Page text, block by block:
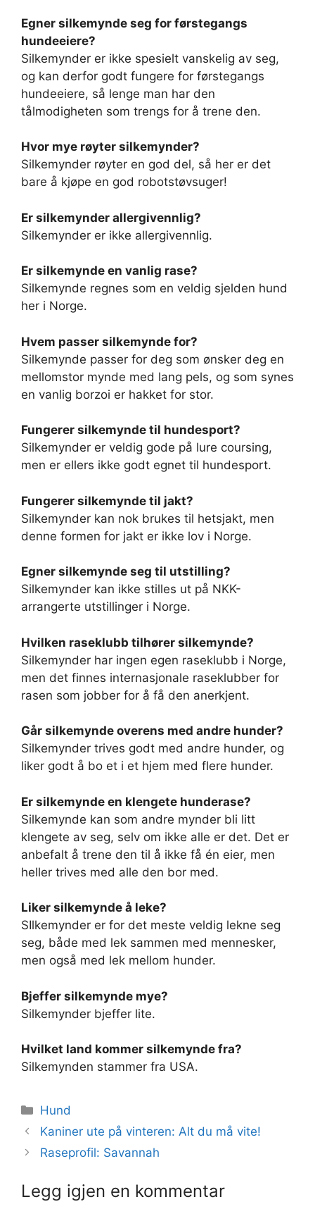
Egner silkemynde seg for førstegangs
hundeeiere?
Silkemynder er ikke spesielt vanskelig av seg,
og kan derfor godt fungere for førstegangs
hundeeiere, så lenge man har den
tålmodigheten som trengs for å trene den.
Hvor mye røyter silkemynder?
Silkemynder røyter en god del, så her er det
bare å kjøpe en god robotstøvsuger!
Er silkemynder allergivennlig?
Silkemynder er ikke allergivennlig.
Er silkemynde en vanlig rase?
Silkemynde regnes som en veldig sjelden hund
her i Norge.
Hvem passer silkemynde for?
Silkemynde passer for deg som ønsker deg en
mellomstor mynde med lang pels, og som synes
en vanlig borzoi er hakket for stor.
Fungerer silkemynde til hundesport?
Silkemynder er veldig gode på lure coursing,
men er ellers ikke godt egnet til hundesport.
Fungerer silkemynde til jakt?
Silkemynder kan nok brukes til hetsjakt, men
denne formen for jakt er ikke lov i Norge.
Egner silkemynde seg til utstilling?
Silkemynder kan ikke stilles ut på NKK-
arrangerte utstillinger i Norge.
Hvilken raseklubb tilhører silkemynde?
Silkemynder har ingen egen raseklubb i Norge,
men det finnes internasjonale raseklubber for
rasen som jobber for å få den anerkjent.
Går silkemynde overens med andre hunder?
Silkemynder trives godt med andre hunder, og
liker godt å bo et i et hjem med flere hunder.
Er silkemynde en klengete hunderase?
Silkemynde kan som andre mynder bli litt
klengete av seg, selv om ikke alle er det. Det er
anbefalt å trene den til å ikke få én eier, men
heller trives med alle den bor med.
Liker silkemynde å leke?
SIlkemynder er for det meste veldig lekne seg
seg, både med lek sammen med mennesker,
men også med lek mellom hunder.
Bjeffer silkemynde mye?
Silkemynder bjeffer lite.
Hvilket land kommer silkemynde fra?
Silkemynden stammer fra USA.
Kategorier
Hund
Kaniner ute på vinteren: Alt du må vite!
Raseprofil: Savannah
Legg igjen en kommentar